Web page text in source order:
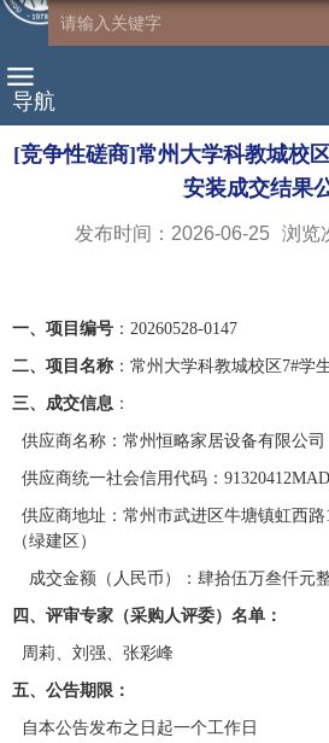
导航
[竞争性磋商]常州大学科教城校
安装成交结果
发布时间：2026-06-25 浏览
一、项目编号 ： 20260528-0147
二、项目名称 ： 常州大学科教城校区 7#学
三、成交信息 ：
供应商名称： 常州恒略家居设备有限公司
供应商统一社会信用代码：
供应商地址：常州市武进区牛塘镇虹西路
（绿建区）
成交金额（ 人民币 ）： 肆拾伍万叁仟元
四、评审专家 （采购人评委） 名单：
周莉、刘强、张彩峰
五、公告期限：
自本公告发布之日起一个工作日